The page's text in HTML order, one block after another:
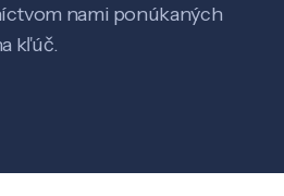
nami ponúkaných
kľúč.